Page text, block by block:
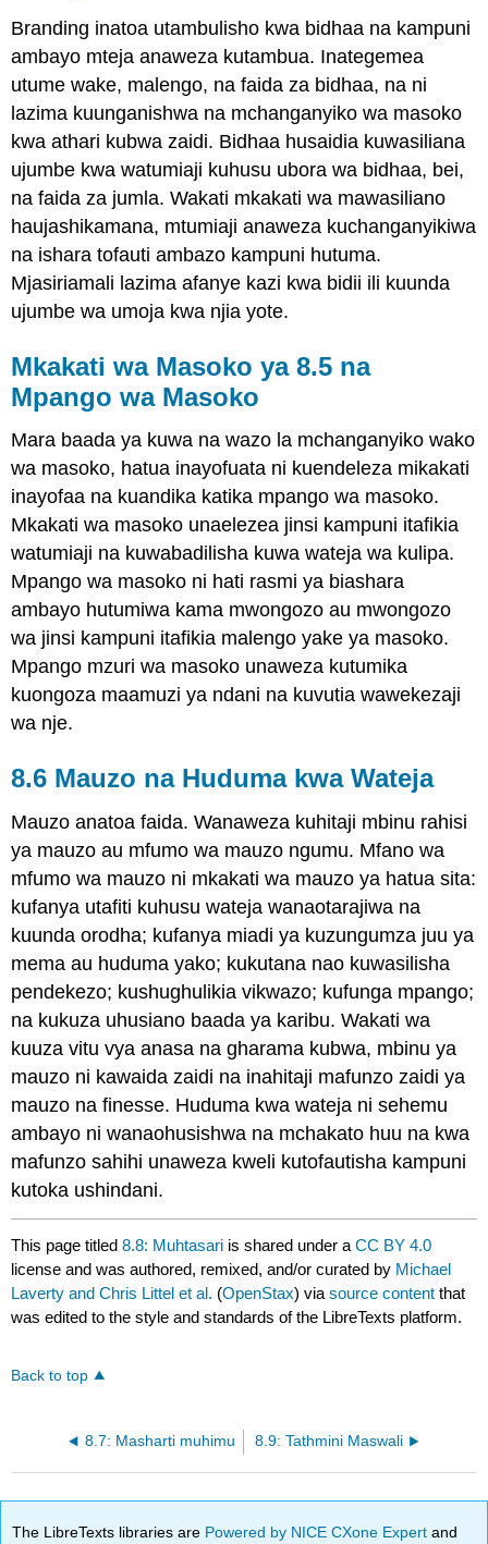
Branding inatoa utambulisho kwa bidhaa na kampuni
ambayo mteja anaweza kutambua. Inategemea
utume wake, malengo, na faida za bidhaa, na ni
lazima kuunganishwa na mchanganyiko wa masoko
kwa athari kubwa zaidi. Bidhaa husaidia kuwasiliana
ujumbe kwa watumiaji kuhusu ubora wa bidhaa, bei,
na faida za jumla. Wakati mkakati wa mawasiliano
haujashikamana, mtumiaji anaweza kuchanganyikiwa
na ishara tofauti ambazo kampuni hutuma.
Mjasiriamali lazima afanye kazi kwa bidii ili kuunda
ujumbe wa umoja kwa njia yote.
Mkakati wa Masoko ya 8.5 na
Mpango wa Masoko
Mara baada ya kuwa na wazo la mchanganyiko wako
wa masoko, hatua inayofuata ni kuendeleza mikakati
inayofaa na kuandika katika mpango wa masoko.
Mkakati wa masoko unaelezea jinsi kampuni itafikia
watumiaji na kuwabadilisha kuwa wateja wa kulipa.
Mpango wa masoko ni hati rasmi ya biashara
ambayo hutumiwa kama mwongozo au mwongozo
wa jinsi kampuni itafikia malengo yake ya masoko.
Mpango mzuri wa masoko unaweza kutumika
kuongoza maamuzi ya ndani na kuvutia wawekezaji
wa nje.
8.6 Mauzo na Huduma kwa Wateja
Mauzo anatoa faida. Wanaweza kuhitaji mbinu rahisi
ya mauzo au mfumo wa mauzo ngumu. Mfano wa
mfumo wa mauzo ni mkakati wa mauzo ya hatua sita:
kufanya utafiti kuhusu wateja wanaotarajiwa na
kuunda orodha; kufanya miadi ya kuzungumza juu ya
mema au huduma yako; kukutana nao kuwasilisha
pendekezo; kushughulikia vikwazo; kufunga mpango;
na kukuza uhusiano baada ya karibu. Wakati wa
kuuza vitu vya anasa na gharama kubwa, mbinu ya
mauzo ni kawaida zaidi na inahitaji mafunzo zaidi ya
mauzo na finesse. Huduma kwa wateja ni sehemu
ambayo ni wanaohusishwa na mchakato huu na kwa
mafunzo sahihi unaweza kweli kutofautisha kampuni
kutoka ushindani.
This page titled8.8: Muhtasari is shared under aCC BY 4.0
license and was authored, remixed, and/or curated by Michael
Laverty and Chris Littel et al. (OpenStax) viasource content that
was edited to the style and standards of the LibreTexts platform.
Back to top
8.7: Masharti muhimu 8.9: Tathmini Maswali
The LibreTexts libraries are Powered by NICE CXone Expertand